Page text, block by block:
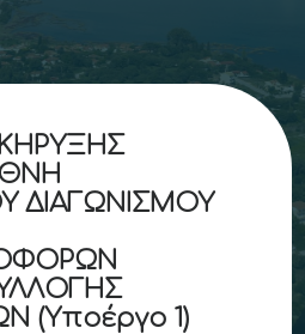
ΔΙΑΓΩΝΙΣΜΟΥ
(Υποέργο 1)